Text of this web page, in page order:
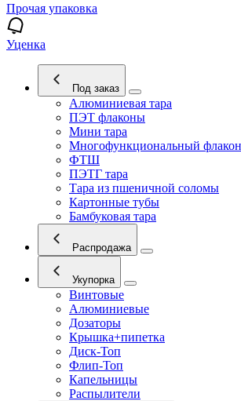
Прочая упаковка
Уценка
Под заказ
Алюминиевая тара
ПЭТ флаконы
Мини тара
Многофункциональный флакон
ФТШ
ПЭТГ тара
Тара из пшеничной соломы
Картонные тубы
Бамбуковая тара
Распродажа
Укупорка
Винтовые
Алюминиевые
Дозаторы
Крышка+пипетка
Диск-Топ
Флип-Топ
Капельницы
Распылители